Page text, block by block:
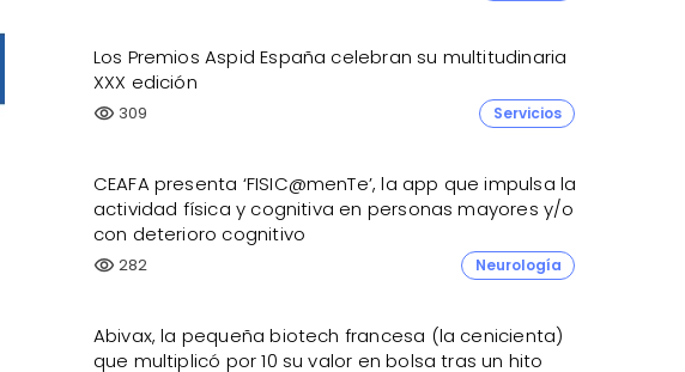
Los Premios Aspid España celebran su multitudinaria
XXX edición
visibility 309 Servicios
CEAFA presenta ‘FISIC@menTe’, la app que impulsa la
actividad física y cognitiva en personas mayores y/o
con deterioro cognitivo
visibility 282 Neurología
Abivax, la pequeña biotech francesa (la cenicienta)
que multiplicó por 10 su valor en bolsa tras un hito